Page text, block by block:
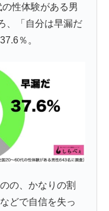
性体験がある男
、「自分は早漏だ
％。
の、かなりの割
どで自信を失っ